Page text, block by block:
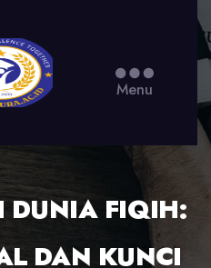
Menu
DUNIA FIQIH:
DAN KUNCI